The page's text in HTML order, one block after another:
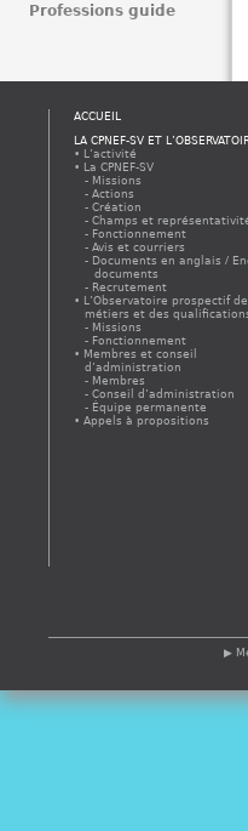
Professions guide
ACCUEIL
LA CPNEF-SV ET
L’activité
La CPNEF-SV
Missions
Actions
Création
Champs et
Fonctionnement
Avis et courriers
Documents en anglais /
documents
Recrutement
L’Observatoire prospectif
métiers et des
Missions
Fonctionnement
Membres et conseil
d’administration
Membres
Conseil d’administration
Équipe permanente
Appels à propositions